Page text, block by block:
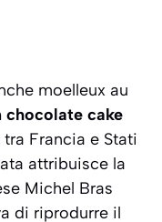
moelleux au
chocolate cake
Francia e Stati
attribuisce la
Michel Bras
di riprodurre il